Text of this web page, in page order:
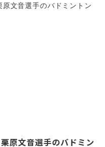
原文音選手のバドミン